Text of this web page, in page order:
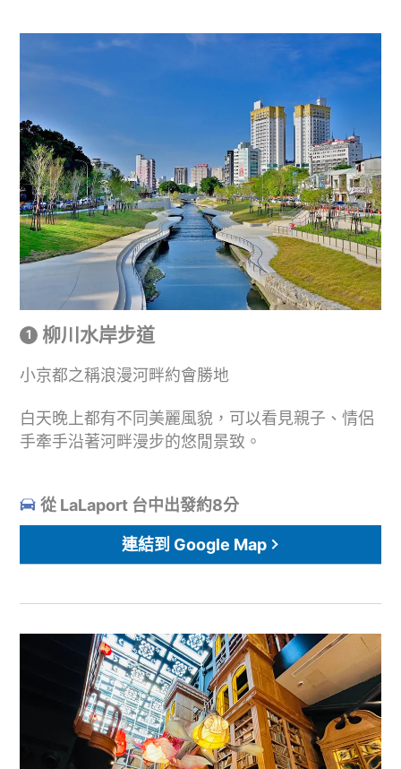
柳川水岸步道
小京都之稱浪漫河畔約會勝地
白天晚上都有不同美麗風貌，可以看見親子、情侶
手牽手沿著河畔漫步的悠閒景致。
從 LaLaport 台中出發約8分
連結到 Google Map